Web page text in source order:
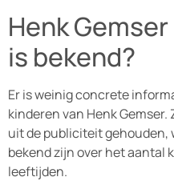
Henk
is bekend?
Er is weinig concrete
kinderen van Henk
uit de publiciteit gehouden,
bekend zijn over het aantal
leeftijden.